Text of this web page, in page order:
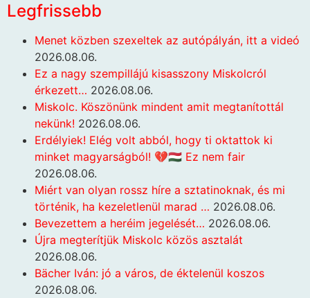
Legfrissebb
Menet közben szexeltek az autópályán, itt a videó
2026.08.06.
Ez a nagy szempillájú kisasszony Miskolcról
érkezett… 2026.08.06.
Miskolc. Köszönünk mindent amit megtanítottál
nekünk! 2026.08.06.
Erdélyiek! Elég volt abból, hogy ti oktattok ki
minket magyarságból! 💔🇭🇺 Ez nem fair
2026.08.06.
Miért van olyan rossz híre a sztatinoknak, és mi
történik, ha kezeletlenül marad … 2026.08.06.
Bevezettem a heréim jegelését… 2026.08.06.
Újra megterítjük Miskolc közös asztalát
2026.08.06.
Bächer Iván: jó a város, de éktelenül koszos
2026.08.06.